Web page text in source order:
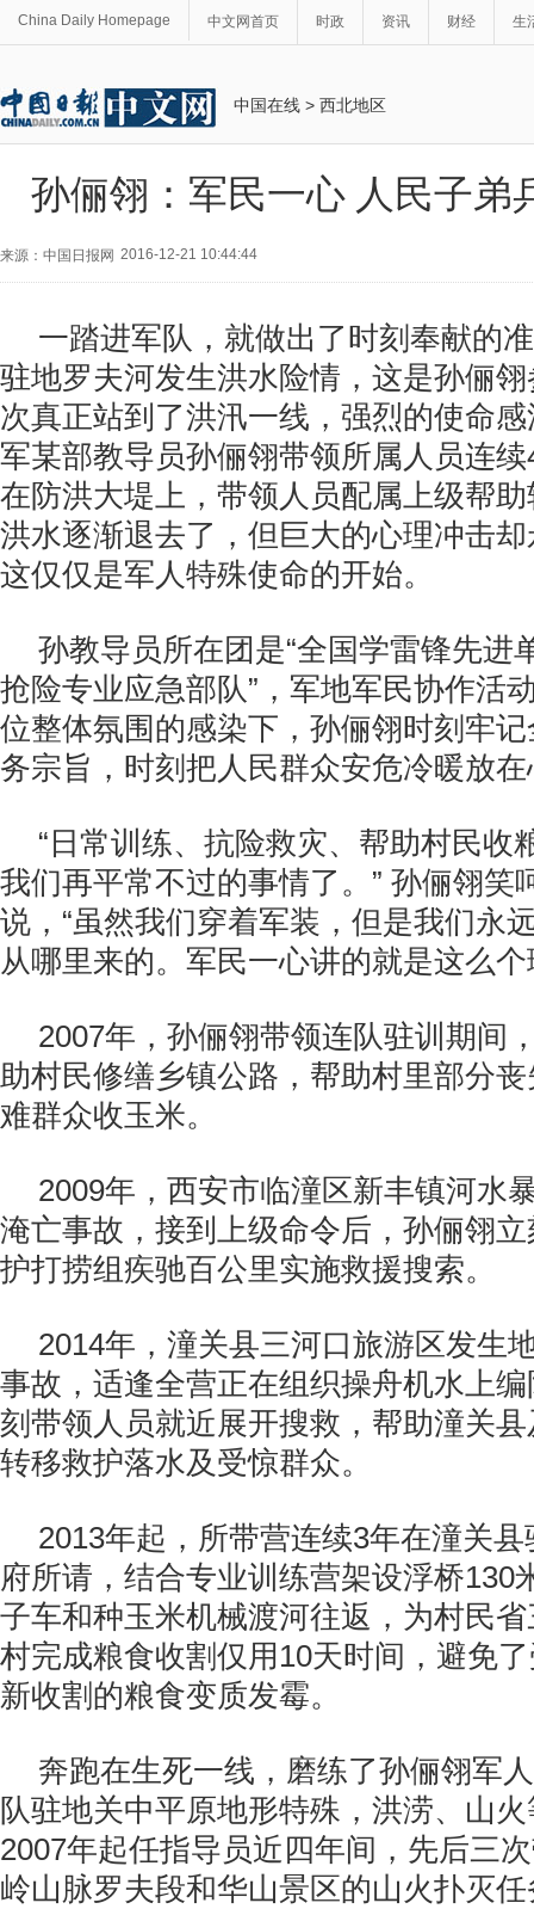
China Daily Homepage 中文网首页 时政 资讯 财经 生
中国在线 > 西北地区
孙俪翎：军民一心 人民子弟
来源：中国日报网 2016-12-21 10:44:44
一踏进军队，就做出了时刻奉献的
驻地罗夫河发生洪水险情，这是孙俪
次真正站到了洪汛一线，强烈的使命
军某部教导员孙俪翎带领所属人员连
在防洪大堤上，带领人员配属上级帮
洪水逐渐退去了，但巨大的心理冲击
这仅仅是军人特殊使命的开始。
孙教导员所在团是“全国学雷锋先进
抢险专业应急部队”，军地军民协作活
位整体氛围的感染下，孙俪翎时刻牢
务宗旨，时刻把人民群众安危冷暖放
“日常训练、抗险救灾、帮助村民收
我们再平常不过的事情了。” 孙俪翎笑
说，“虽然我们穿着军装，但是我们永
从哪里来的。军民一心讲的就是这么个
2007年，孙俪翎带领连队驻训期间
助村民修缮乡镇公路，帮助村里部分
难群众收玉米。
2009年，西安市临潼区新丰镇河水
淹亡事故，接到上级命令后，孙俪翎
护打捞组疾驰百公里实施救援搜索。
2014年，潼关县三河口旅游区发生
事故，适逢全营正在组织操舟机水上
刻带领人员就近展开搜救，帮助潼关
转移救护落水及受惊群众。
2013年起，所带营连续3年在潼关
府所请，结合专业训练营架设浮桥130
子车和种玉米机械渡河往返，为村民
村完成粮食收割仅用10天时间，避免
新收割的粮食变质发霉。
奔跑在生死一线，磨练了孙俪翎军
队驻地关中平原地形特殊，洪涝、山
2007年起任指导员近四年间，先后三
岭山脉罗夫段和华山景区的山火扑灭